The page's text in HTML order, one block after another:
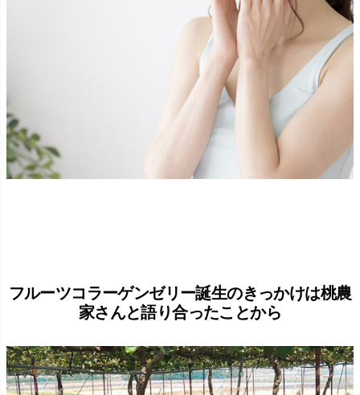
フルーツコラーゲンゼリー誕生のきっかけは桃農
家さんと語り合ったことから